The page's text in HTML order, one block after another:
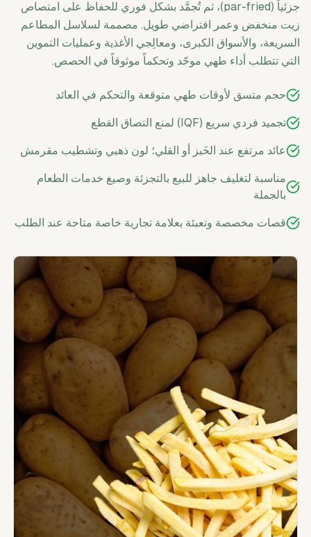
جزئياً (par-fried)، ثم تُجمَّد بشكل فوري للحفاظ على امتصاص
زيت منخفض وعمر افتراضي طويل. مصممة لسلاسل المطاعم
السريعة، والأسواق الكبرى، ومعالِجي الأغذية وعمليات التموين
التي تتطلب أداء طهي موحّد وتحكماً موثوقاً في الحصص.
حجم متسق لأوقات طهي متوقعة والتحكم في العائد
تجميد فردي سريع (IQF) لمنع التصاق القطع
عائد مرتفع عند الخَبز أو القلي؛ لون ذهبي وتشطيب مقرمش
مناسبة لتغليف جاهز للبيع بالتجزئة وصيغ خدمات الطعام
بالجملة
قصات مخصصة وتعبئة بعلامة تجارية خاصة متاحة عند الطلب